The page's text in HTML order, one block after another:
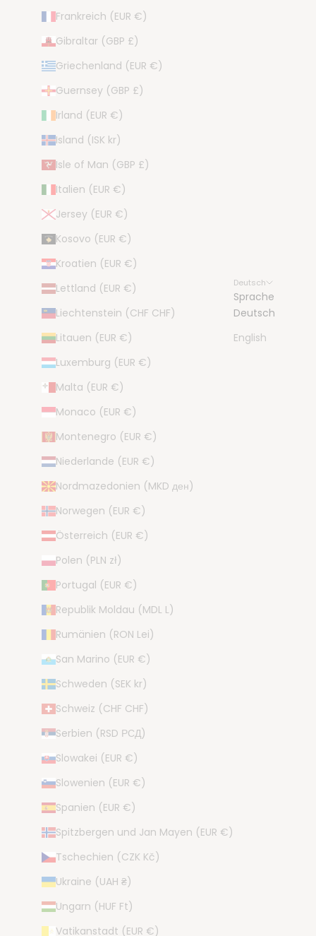
Frankreich (EUR €)
Gibraltar (GBP £)
Griechenland (EUR €)
Guernsey (GBP £)
Irland (EUR €)
Island (ISK kr)
Isle of Man (GBP £)
Italien (EUR €)
Jersey (EUR €)
Kosovo (EUR €)
Kroatien (EUR €)
Lettland (EUR €)
Liechtenstein (CHF CHF)
Litauen (EUR €)
Luxemburg (EUR €)
Malta (EUR €)
Monaco (EUR €)
Montenegro (EUR €)
Niederlande (EUR €)
Nordmazedonien (MKD ден)
Norwegen (EUR €)
Österreich (EUR €)
Polen (PLN zł)
Portugal (EUR €)
Republik Moldau (MDL L)
Rumänien (RON Lei)
San Marino (EUR €)
Schweden (SEK kr)
Schweiz (CHF CHF)
Serbien (RSD РСД)
Slowakei (EUR €)
Slowenien (EUR €)
Spanien (EUR €)
Spitzbergen und Jan Mayen (EUR €)
Tschechien (CZK Kč)
Ukraine (UAH ₴)
Ungarn (HUF Ft)
Vatikanstadt (EUR €)
Deutsch
Sprache
Deutsch
English